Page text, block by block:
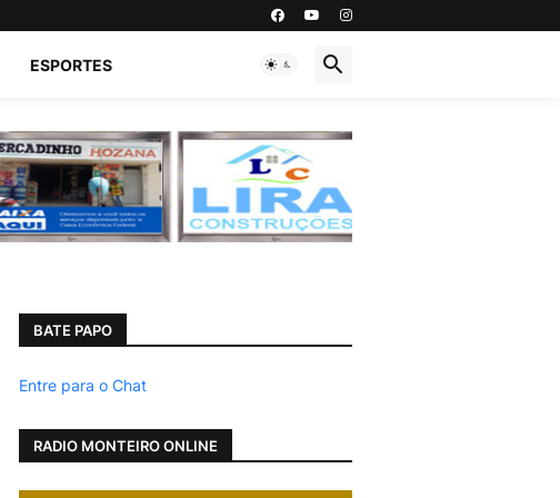
ESPORTES
BATE PAPO
Entre para o Chat
RADIO MONTEIRO ONLINE